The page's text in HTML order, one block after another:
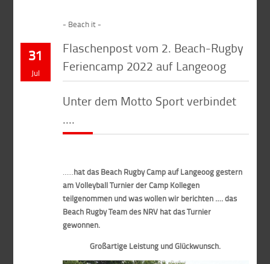
- Beach it -
31
Jul
Flaschenpost vom 2. Beach-Rugby
Feriencamp 2022 auf Langeoog
Unter dem Motto Sport verbindet
....
......hat das Beach Rugby Camp auf Langeoog gestern
am Volleyball Turnier der Camp Kollegen
teilgenommen und was wollen wir berichten …. das
Beach Rugby Team des NRV hat das Turnier
gewonnen.
Großartige Leistung und Glückwunsch.